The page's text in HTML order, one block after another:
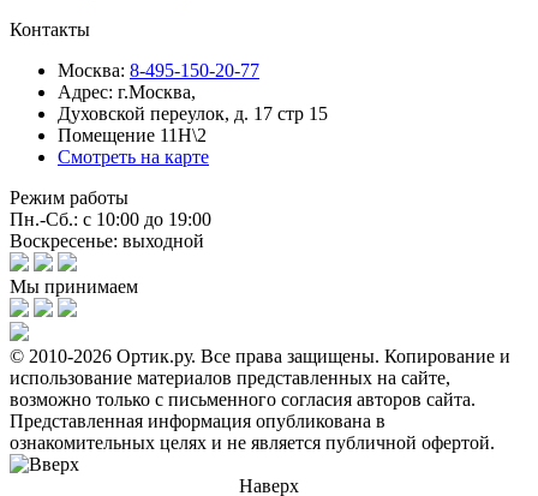
Контакты
Москва: 8-495-150-20-77
Адрес: г.Москва,
Духовской переулок, д. 17 стр 15
Помещение 11Н\2
Смотреть на карте
Режим работы
Пн.-Сб.: с 10:00 до 19:00
Воскресенье: выходной
Мы принимаем
© 2010-2026 Ортик.ру. Все права защищены. Копирование и
использование материалов представленных на сайте,
возможно только с письменного согласия авторов сайта.
Представленная информация опубликована в
ознакомительных целях и не является публичной офертой.
Наверх